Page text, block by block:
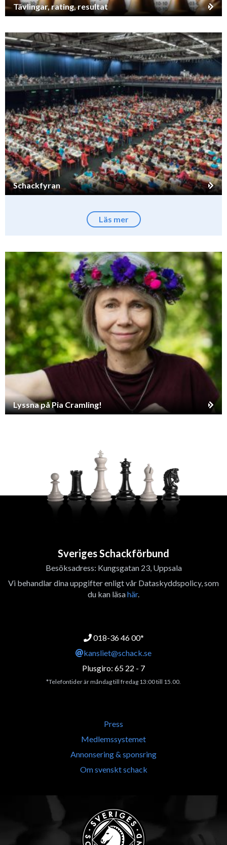
Tävlingar, rating, resultat
Schackfyran
Läs mer
Lyssna på Pia Cramling!
Sveriges Schackförbund
Besöksadress: Kungsgatan 23, Uppsala
Vi behandlar dina uppgifter enligt vår Dataskyddspolicy, som
du kan läsahär.
018-36 46 00*
kansliet@schack.se
Plusgiro: 65 22 - 7
*Telefontider är måndag till fredag 13:00 till 15.00.
Press
Medlemssystemet
Annonsering & sponsring
Om svenskt schack